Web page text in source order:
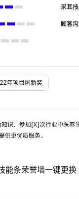
能条荣誉墙一键更换